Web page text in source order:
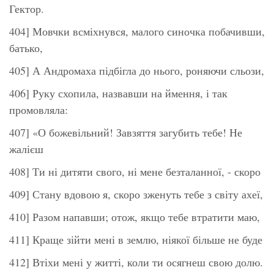
Гектор.
404] Мовчки всміхнувся, малого синочка побачивши,
батько,
405] А Андромаха підбігла до нього, роняючи сльози,
406] Руку схопила, назвавши на ймення, і так
промовляла:
407] «О божевільний! Завзяття загубить тебе! Не
жалієш
408] Ти ні дитяти свого, ні мене безталанної, - скоро
409] Стану вдовою я, скоро зженуть тебе з світу ахеї,
410] Разом напавши; отож, якщо тебе втратити маю,
411] Краще зійти мені в землю, ніякої більше не буде
412] Втіхи мені у житті, коли ти осягнеш свою долю.